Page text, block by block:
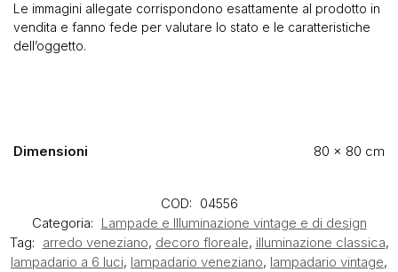
Le immagini allegate corrispondono esattamente al prodotto in
vendita e fanno fede per valutare lo stato e le caratteristiche
dell’oggetto.
Dimensioni 80 × 80 cm
COD: 04556
Categoria: Lampade e Illuminazione vintage e di design
Tag: arredo veneziano, decoro floreale, illuminazione classica,
lampadario a 6 luci, lampadario veneziano, lampadario vintage,